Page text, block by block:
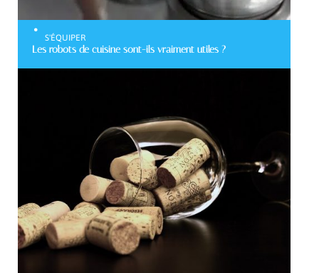
S'ÉQUIPER
Les robots de cuisine sont-ils vraiment utiles ?